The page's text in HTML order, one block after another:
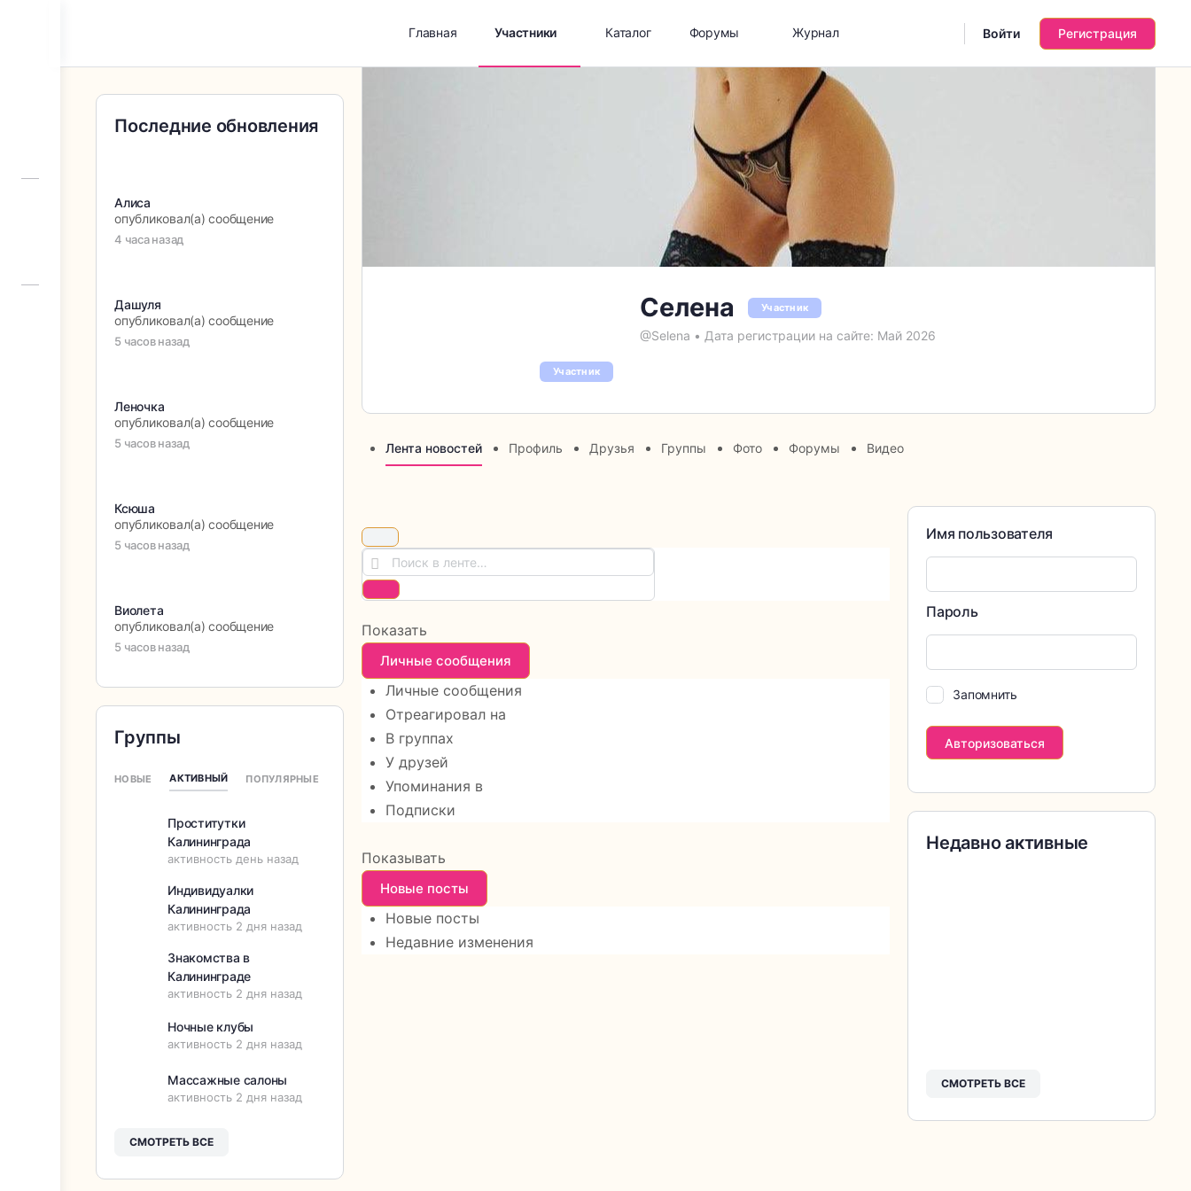
Главная Участники Каталог Форумы Журнал Войти Регистрация
Участник
Селена Участник
@Selena • Дата регистрации на сайте: Май 2026
Лента новостей Профиль Друзья Группы Фото Форумы Видео
Open
search
filters
Поиск
в
Сброс
Показать
Личные сообщения
Личные сообщения
Отреагировал на
В группах
У друзей
Упоминания в
Подписки
Показывать
Новые посты
Новые посты
Недавние изменения
Имя пользователя
Пароль
Запомнить
Недавно активные
СМОТРЕТЬ ВСЕ
Последние обновления
Алиса
опубликовал(а) сообщение
4 часа назад
Дашуля
опубликовал(а) сообщение
5 часов назад
Леночка
опубликовал(а) сообщение
5 часов назад
Ксюша
опубликовал(а) сообщение
5 часов назад
Виолета
опубликовал(а) сообщение
5 часов назад
Группы
НОВЫЕ АКТИВНЫЙ ПОПУЛЯРНЫЕ
Проститутки
Калининграда
активность день назад
Индивидуалки
Калининграда
активность 2 дня назад
Знакомства в
Калининграде
активность 2 дня назад
Ночные клубы
активность 2 дня назад
Массажные салоны
активность 2 дня назад
СМОТРЕТЬ ВСЕ